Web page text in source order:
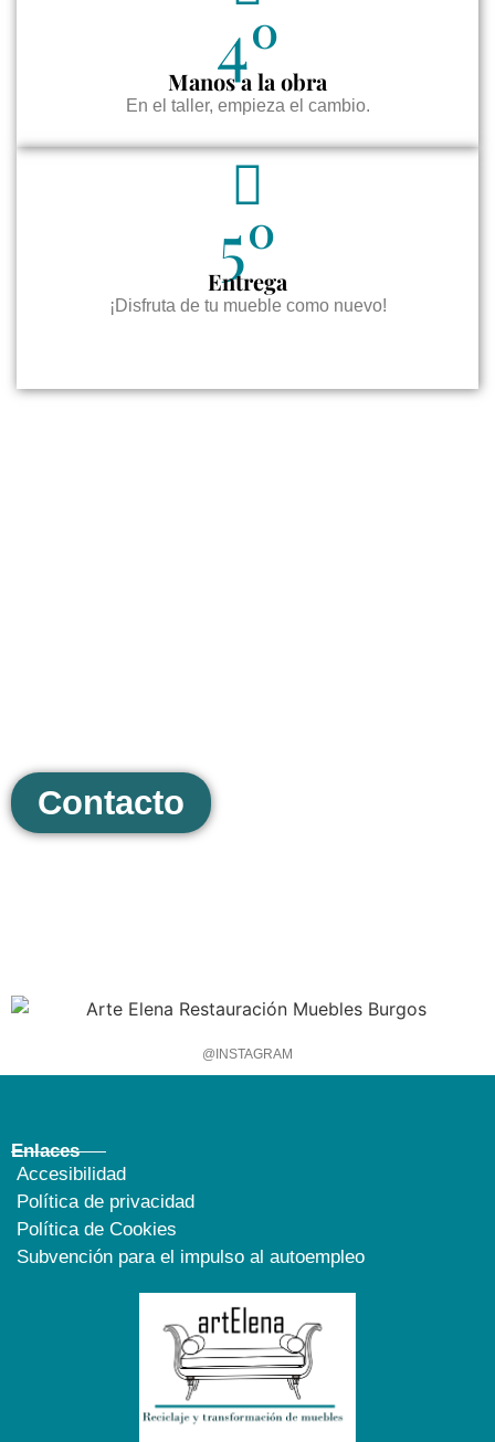
4º
Manos a la obra
En el taller, empieza el cambio.
5º
Entrega
¡Disfruta de tu mueble como nuevo!
Contacto
@INSTAGRAM
Enlaces
Accesibilidad
Política de privacidad
Política de Cookies
Subvención para el impulso al autoempleo